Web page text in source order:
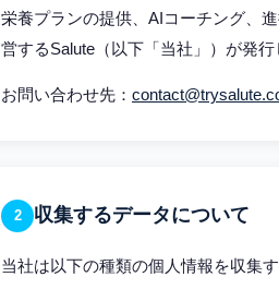
栄養プランの提供、AIコーチング、
営するSalute（以下「当社」）が発行
お問い合わせ先：
2 収集するデータについて
当社は以下の種類の個人情報を収集